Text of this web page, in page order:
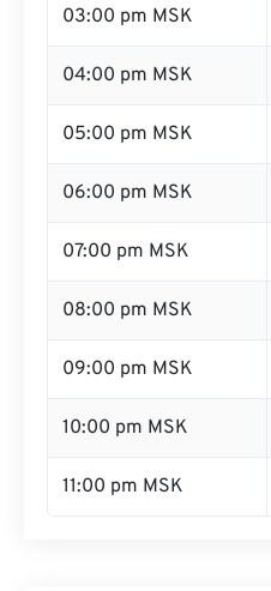
03:00 pm MSK
04:00 pm MSK
05:00 pm MSK
06:00 pm MSK
07:00 pm MSK
08:00 pm MSK
09:00 pm MSK
10:00 pm MSK
11:00 pm MSK